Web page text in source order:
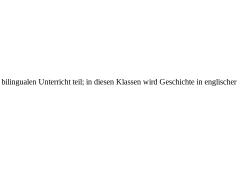
Unterricht teil; in diesen Klassen wird Geschichte in